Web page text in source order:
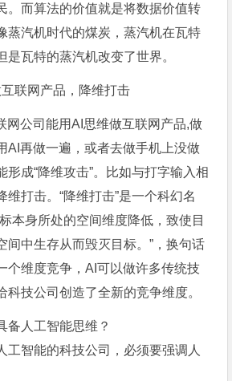
。而算法的价值就是将数据价值转
蒸汽机时代的煤炭，蒸汽机在瓦特
是瓦特的蒸汽机改变了世界。
联网产品，降维打击
网公司能用AI思维做互联网产品,做
AI再做一遍，或者去做手机上没做
形成“降维攻击”。比如与打字输入相
维打击。“降维打击”是一个科幻名
本身所处的空间维度降低，致使目
间中生存从而毁灭目标。”，换句话
个维度竞争，AI可以做许多传统技
科技公司创造了全新的竞争维度。
备人工智能思维？
工智能的科技公司，必须要强调人